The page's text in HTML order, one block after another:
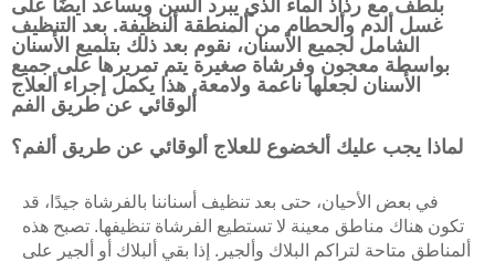
ضمان مدى ألحياة من قيبل (أف أم أس)
بلطف مع رذاذ الماء الذي يبرد ألسن ويساعد أيضًا على
غسل ألدم وألحطام من ألمنطقة ألنظيفة. بعد التنظيف
الشامل لجميع الأسنان، نقوم بعد ذلك بتلميع الأسنان
بواسطة معجون وفرشاة صغيرة يتم تمريرها على جميع
الأسنان لجعلها ناعمة ولامعة. هذا يكمل إجراء ألعلاج
ألوقائي عن طريق الفم
لماذا يجب عليك ألخضوع للعلاج ألوقائي عن طريق ألفم؟
في بعض الأحيان، حتى بعد تنظيف أسناننا بالفرشاة جيدًا، قد
تكون هناك مناطق معينة لا تستطيع الفرشاة تنظيفها. تصبح هذه
ألمناطق متاحة لتراكم البلاك وألجير. إذا بقي ألبلاك أو ألجير على